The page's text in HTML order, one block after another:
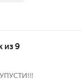
из 9